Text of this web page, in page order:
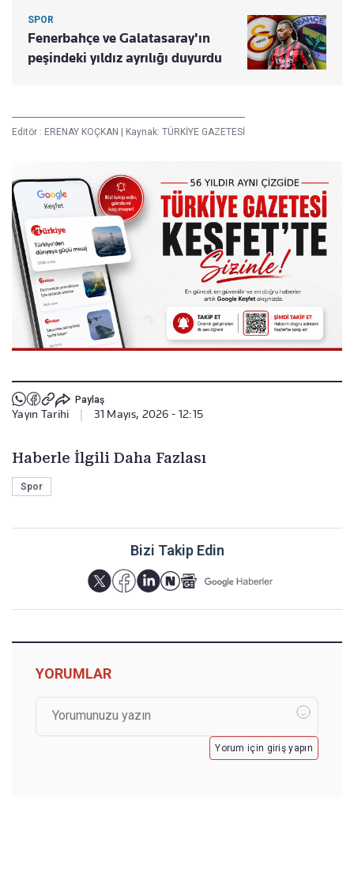
SPOR
Fenerbahçe ve Galatasaray'ın
peşindeki yıldız ayrılığı duyurdu
Editör : ERENAY KOÇKAN Kaynak: TÜRKİYE GAZETESİ
Paylaş
Yayın Tarihi 31 Mayıs, 2026 - 12:15
Haberle İlgili Daha Fazlası
Spor
Bizi Takip Edin
YORUMLAR
Yorum için giriş yapın